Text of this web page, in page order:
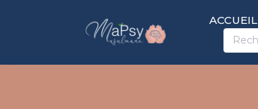
ACCUEIL